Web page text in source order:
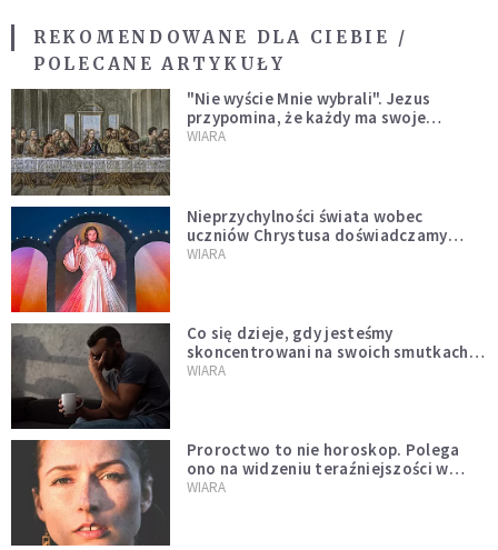
REKOMENDOWANE DLA CIEBIE /
POLECANE ARTYKUŁY
"Nie wyście Mnie wybrali". Jezus
przypomina, że każdy ma swoje
miejsce i swoją misję
WIARA
Nieprzychylności świata wobec
uczniów Chrystusa doświadczamy
wszyscy, również dzisiaj
WIARA
Co się dzieje, gdy jesteśmy
skoncentrowani na swoich smutkach?
Mówi o tym św. Jan
WIARA
Proroctwo to nie horoskop. Polega
ono na widzeniu teraźniejszości w
świetle przeszłości Jezusa
WIARA